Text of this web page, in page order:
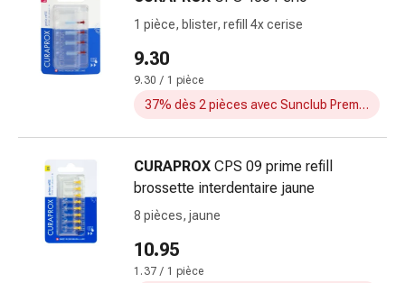
Sparadraps
Bandes
compression
Pansements
adhésifs
Bandages,
1 pièce, blister, refill 4x cerise
9.30
9.30 / 1 pièce
37% dès 2 pièces avec Sunclub Premium
CURAPROX CPS 09 prime refill
brossette interdentaire jaune
8 pièces, jaune
10.95
1.37 / 1 pièce